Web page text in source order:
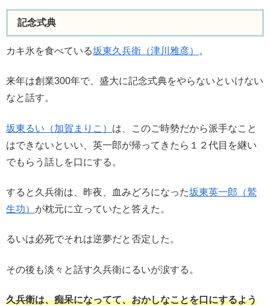
記念式典
カキ氷を食べている坂東久兵衛（津川雅彦） 。
来年は創業300年で、盛大に記念式典をやらないといけない
なと話す。
坂東るい（加賀まりこ） は、このご時勢だから派手なこと
はできないといい、英一郎が帰ってきたら１２代目を継い
でもらう話しを口にする。
すると久兵衛は、昨夜、血みどろになった坂東英一郎（鷲
生功） が枕元に立っていたと答えた。
るいは必死でそれは逆夢だと否定した。
その後も淡々と話す久兵衛にるいが涙する。
久兵衛は、痴呆になってて、おかしなことを口にするよう